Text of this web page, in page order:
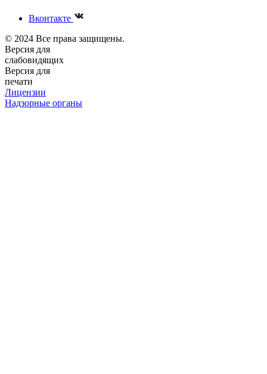
Вконтакте
© 2024 Все права защищены.
Версия для
слабовидящих
Версия для
печати
Лицензии
Надзорные органы